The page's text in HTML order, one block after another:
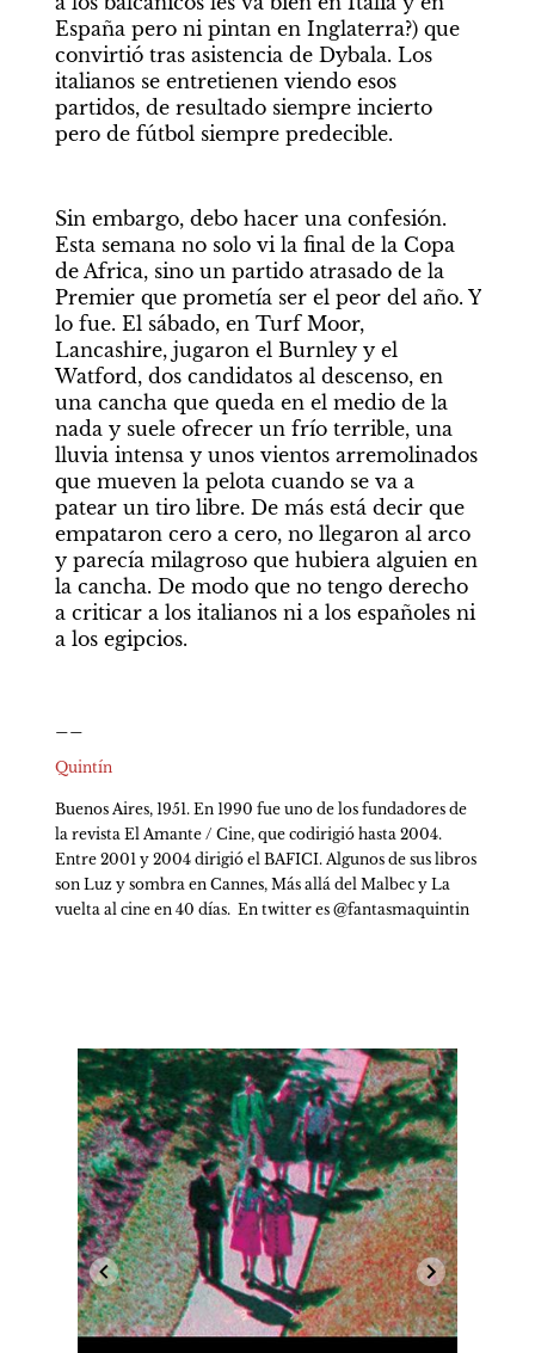
España pero ni pintan en Inglaterra?) que
convirtió tras asistencia de Dybala. Los
italianos se entretienen viendo esos
partidos, de resultado siempre incierto
pero de fútbol siempre predecible.
Sin embargo, debo hacer una confesión.
Esta semana no solo vi la final de la Copa
de Africa, sino un partido atrasado de la
Premier que prometía ser el peor del año. Y
lo fue. El sábado, en Turf Moor,
Lancashire, jugaron el Burnley y el
Watford, dos candidatos al descenso, en
una cancha que queda en el medio de la
nada y suele ofrecer un frío terrible, una
lluvia intensa y unos vientos arremolinados
que mueven la pelota cuando se va a
patear un tiro libre. De más está decir que
empataron cero a cero, no llegaron al arco
y parecía milagroso que hubiera alguien en
la cancha. De modo que no tengo derecho
a criticar a los italianos ni a los españoles ni
a los egipcios.
Quintín
Buenos Aires, 1951. En 1990 fue uno de los fundadores de
la revista El Amante / Cine, que codirigió hasta 2004.
Entre 2001 y 2004 dirigió el BAFICI. Algunos de sus libros
son Luz y sombra en Cannes, Más allá del Malbec y La
vuelta al cine en 40 días.  En twitter es @fantasmaquintin